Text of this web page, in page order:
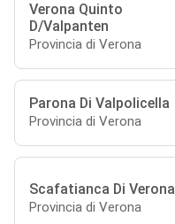
Verona Quinto
D/Valpanten
Provincia di Verona
Parona Di Valpolicella
Provincia di Verona
Scafatianca Di Verona
Provincia di Verona